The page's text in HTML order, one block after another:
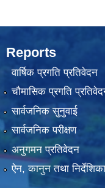
Reports
वार्षिक प्रगति प्रतिवेदन
चौमासिक प्रगति
सार्वजनिक सुनुवाई
सार्वजनिक परीक्षण
अनुगमन प्रतिवेदन
ऐन, कानुन तथा निर्देशिका